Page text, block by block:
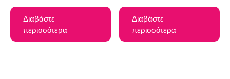
Διαβάστε
περισσότερα
Διαβάστε
περισσότερα